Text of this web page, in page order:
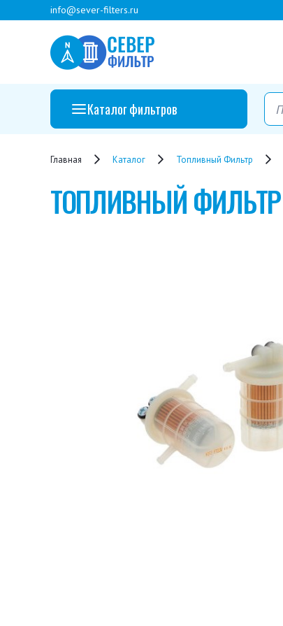
info@sever-filters.ru
Каталог фильтров
Главная Каталог Топливный Фильтр
ТОПЛИВНЫЙ ФИЛЬТР